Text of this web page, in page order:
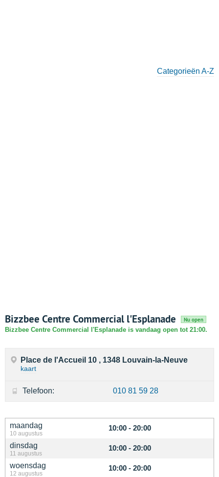
Categorieën A-Z
Bizzbee Centre Commercial l'Esplanade Nu open
Bizzbee Centre Commercial l'Esplanade is vandaag open tot 21:00.
maandag
10 augustus
10:00 - 20:00
dinsdag
11 augustus
10:00 - 20:00
woensdag
12 augustus
10:00 - 20:00
Place de l'Accueil 10 , 1348 Louvain-la-Neuve
kaart
Telefoon: 010 81 59 28